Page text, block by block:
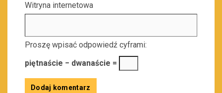
Witryna internetowa
Proszę wpisać odpowiedź cyframi:
piętnaście − dwanaście =